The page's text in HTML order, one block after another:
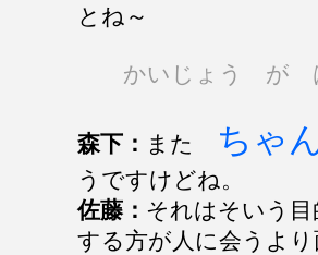
とね～
かいじょう が
森下： また ちゃ
うですけどね。
佐藤： それはそいう
する方が人に会うよ